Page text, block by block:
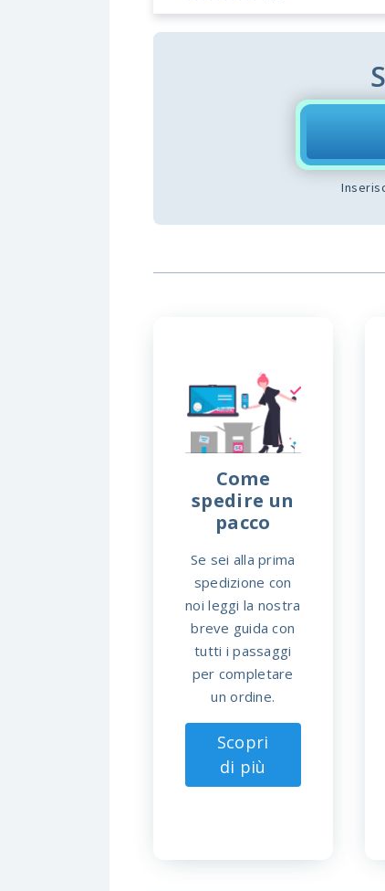
Come
spedire un
pacco
Se sei alla prima
spedizione con
noi leggi la nostra
breve guida con
tutti i passaggi
per completare
un ordine.
Scopri
di più